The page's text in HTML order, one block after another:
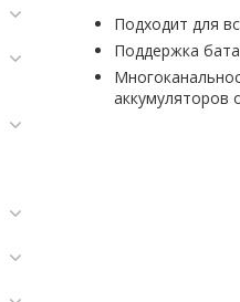
Подходит для
Поддержка
аккумуляторов